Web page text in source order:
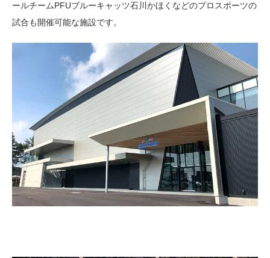
ールチームPFUブルーキャッツ石川かほくなどのプロスポーツの
試合も開催可能な施設です。